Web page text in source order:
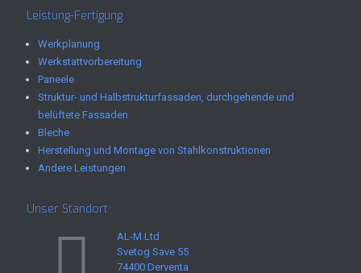
Leistung-Fertigung
Werkplanung
Werkstattvorbereitung
Paneele
Struktur- und Halbstrukturfassaden, durchgehende und
belüftete Fassaden
Bleche
Herstellung und Montage von Stahlkonstruktionen
Andere Leistungen
Unser Standort
AL-M Ltd
Svetog Save 55
74400 Derventa